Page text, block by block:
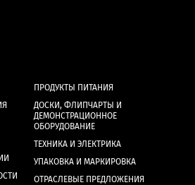
ПРОДУКТЫ ПИТАНИЯ
ДОСКИ, ФЛИПЧАРТЫ И
ДЕМОНСТРАЦИОННОЕ
ОБОРУДОВАНИЕ
ТЕХНИКА И ЭЛЕКТРИКА
УПАКОВКА И МАРКИРОВКА
ОТРАСЛЕВЫЕ ПРЕДЛОЖЕНИЯ